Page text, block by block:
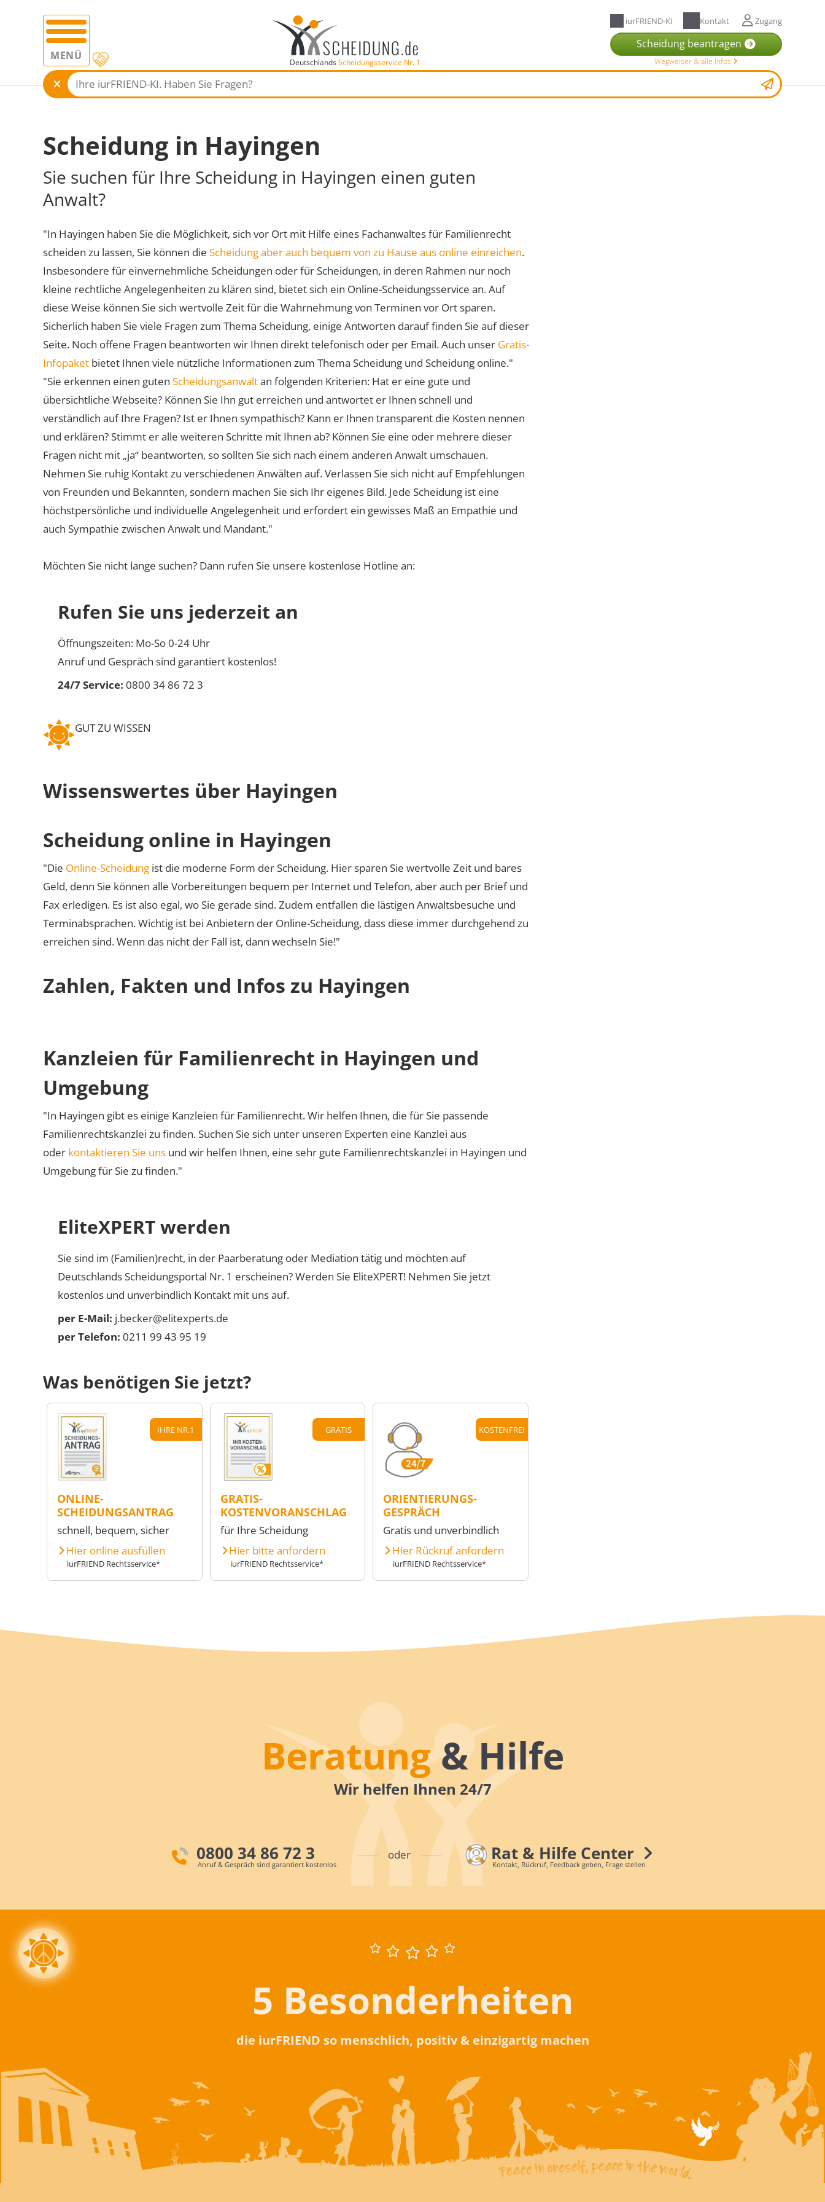
MENÜ DeutschlandsScheidungsservice Nr. 1
iurFRIEND-KI Kontakt Zugang
Scheidung beantragen
Wegweiser & alle Infos
Scheidung in Hayingen
Sie suchen für Ihre Scheidung in Hayingen einen guten
Anwalt?
"In Hayingen haben Sie die Möglichkeit, sich vor Ort mit Hilfe eines Fachanwaltes für Familienrecht
scheiden zu lassen, Sie können die Scheidung aber auch bequem von zu Hause aus online einreichen.
Insbesondere für einvernehmliche Scheidungen oder für Scheidungen, in deren Rahmen nur noch
kleine rechtliche Angelegenheiten zu klären sind, bietet sich ein Online-Scheidungsservice an. Auf
diese Weise können Sie sich wertvolle Zeit für die Wahrnehmung von Terminen vor Ort sparen.
Sicherlich haben Sie viele Fragen zum Thema Scheidung, einige Antworten darauf finden Sie auf dieser
Seite. Noch offene Fragen beantworten wir Ihnen direkt telefonisch oder per Email. Auch unser Gratis-
Infopaket bietet Ihnen viele nützliche Informationen zum Thema Scheidung und Scheidung online."
"Sie erkennen einen guten Scheidungsanwaltan folgenden Kriterien: Hat er eine gute und
übersichtliche Webseite? Können Sie Ihn gut erreichen und antwortet er Ihnen schnell und
verständlich auf Ihre Fragen? Ist er Ihnen sympathisch? Kann er Ihnen transparent die Kosten nennen
und erklären? Stimmt er alle weiteren Schritte mit Ihnen ab? Können Sie eine oder mehrere dieser
Fragen nicht mit „ja“ beantworten, so sollten Sie sich nach einem anderen Anwalt umschauen.
Nehmen Sie ruhig Kontakt zu verschiedenen Anwälten auf. Verlassen Sie sich nicht auf Empfehlungen
von Freunden und Bekannten, sondern machen Sie sich Ihr eigenes Bild. Jede Scheidung ist eine
höchstpersönliche und individuelle Angelegenheit und erfordert ein gewisses Maß an Empathie und
auch Sympathie zwischen Anwalt und Mandant."
Möchten Sie nicht lange suchen? Dann rufen Sie unsere kostenlose Hotline an:
Rufen Sie uns jederzeit an
Öffnungszeiten: Mo-So 0-24 Uhr
Anruf und Gespräch sind garantiert kostenlos!
24/7 Service: 0800 34 86 72 3
GUT ZU WISSEN
Wissenswertes über Hayingen
Scheidung online in Hayingen
"Die Online-Scheidung ist die moderne Form der Scheidung. Hier sparen Sie wertvolle Zeit und bares
Geld, denn Sie können alle Vorbereitungen bequem per Internet und Telefon, aber auch per Brief und
Fax erledigen. Es ist also egal, wo Sie gerade sind. Zudem entfallen die lästigen Anwaltsbesuche und
Terminabsprachen. Wichtig ist bei Anbietern der Online-Scheidung, dass diese immer durchgehend zu
erreichen sind. Wenn das nicht der Fall ist, dann wechseln Sie!"
Zahlen, Fakten und Infos zu Hayingen
Kanzleien für Familienrecht in Hayingen und
Umgebung
"In Hayingen gibt es einige Kanzleien für Familienrecht. Wir helfen Ihnen, die für Sie passende
Familienrechtskanzlei zu finden. Suchen Sie sich unter unseren Experten eine Kanzlei aus
oder kontaktieren Sie uns und wir helfen Ihnen, eine sehr gute Familienrechtskanzlei in Hayingen und
Umgebung für Sie zu finden."
EliteXPERT werden
Sie sind im (Familien)recht, in der Paarberatung oder Mediation tätig und möchten auf
Deutschlands Scheidungsportal Nr. 1 erscheinen? Werden Sie EliteXPERT! Nehmen Sie jetzt
kostenlos und unverbindlich Kontakt mit uns auf.
per E-Mail: j.becker@elitexperts.de
per Telefon: 0211 99 43 95 19
Was benötigen Sie jetzt?
IHRE NR.1
ONLINE-
SCHEIDUNGSANTRAG
schnell, bequem, sicher
Hier online ausfüllen
iurFRIEND Rechtsservice*
GRATIS
GRATIS-
KOSTENVORANSCHLAG
für Ihre Scheidung
Hier bitte anfordern
iurFRIEND Rechtsservice*
KOSTENFREI
ORIENTIERUNGS-
GESPRÄCH
Gratis und unverbindlich
Hier Rückruf anfordern
iurFRIEND Rechtsservice*
Beratung& Hilfe
Wir helfen Ihnen 24/7
0800 34 86 72 3
Anruf & Gespräch sind garantiert kostenlos
oder Rat & Hilfe Center
Kontakt, Rückruf, Feedback geben, Frage stellen
5 Besonderheiten
die iurFRIEND so menschlich, positiv & einzigartig machen